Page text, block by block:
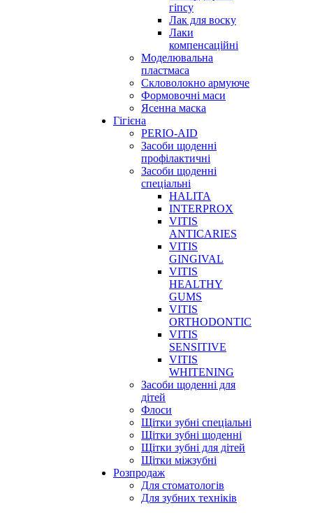
гіпсу
Лак для воску
Лаки
компенсаційні
Моделювальна
пластмаса
Скловолокно армуюче
Формовочні маси
Ясенна маска
Гігієна
PERIO-AID
Засоби щоденні
профілактичні
Засоби щоденні
спеціальні
HALITA
INTERPROX
VITIS
ANTICARIES
VITIS
GINGIVAL
VITIS
HEALTHY
GUMS
VITIS
ORTHODONTIC
VITIS
SENSITIVE
VITIS
WHITENING
Засоби щоденні для
дітей
Флоси
Щітки зубні спеціальні
Щітки зубні щоденні
Щітки зубні для дітей
Щітки міжзубні
Розпродаж
Для стоматологів
Для зубних техніків